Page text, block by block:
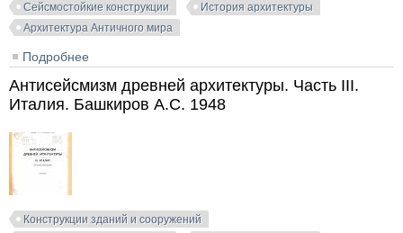
Сейсмостойкие конструкции
История архитектуры
Архитектура Античного мира
Подробнее
СССР. Башкиров А.С. 1948
Антисейсмизм древней архитектуры. Часть III.
Италия. Башкиров А.С. 1948
Конструкции зданий и сооружений